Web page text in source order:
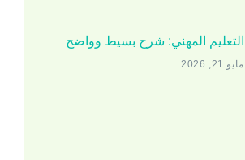
التعليم المهني: شرح بسيط وواضح
مايو 21, 2026